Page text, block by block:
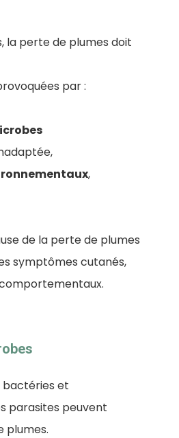
la perte de plumes doit
par :
,
de la perte de plumes
symptômes cutanés,
bactéries et
parasites peuvent
plumes.